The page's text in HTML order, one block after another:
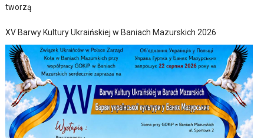
tworzą
XV Barwy Kultury Ukraińskiej w Baniach Mazurskich 2026